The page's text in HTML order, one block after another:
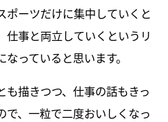
ポーツだけに集中していくと
仕事と両立していくというリ
っていると思います。
描きつつ、仕事の話もきっ
で、一粒で二度おいしくなっ